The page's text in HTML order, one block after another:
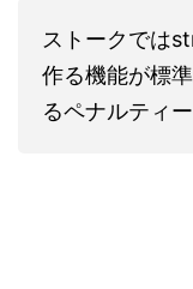
ストークでは
作る機能が標
るペナルティ